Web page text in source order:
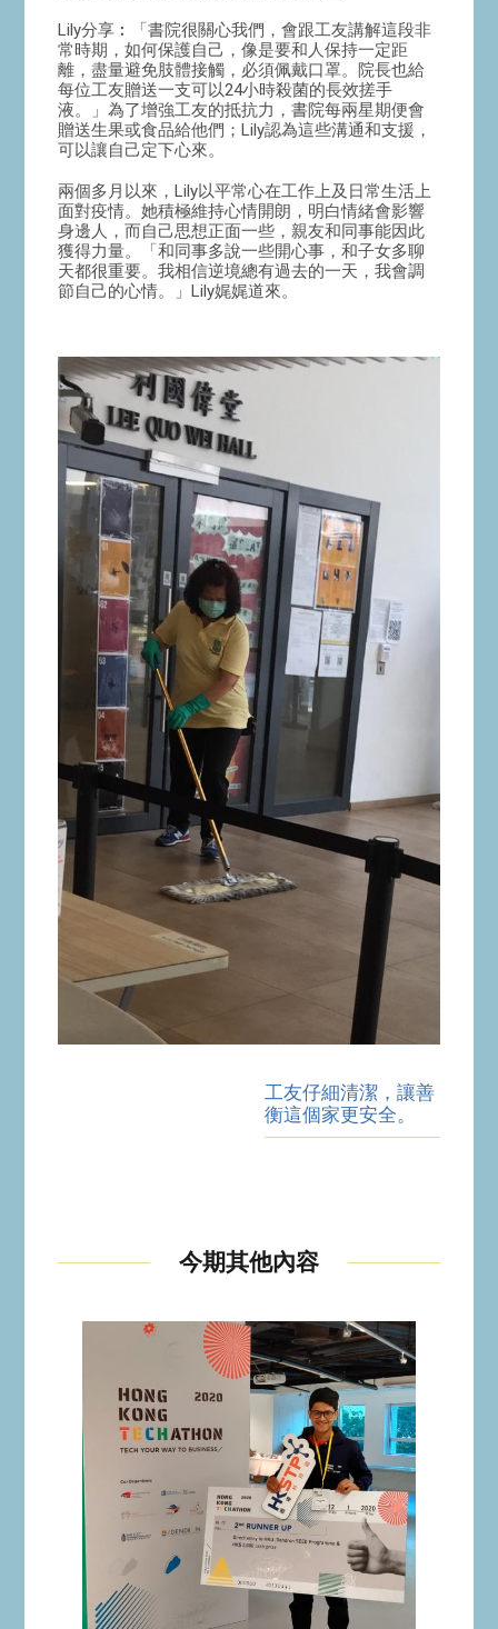
Lily分享︰「書院很關心我們，會跟工友講解這段非
常時期，如何保護自己，像是要和人保持一定距
離，盡量避免肢體接觸，必須佩戴口罩。院長也給
每位工友贈送一支可以24小時殺菌的長效搓手
液。」為了增強工友的抵抗力，書院每兩星期便會
贈送生果或食品給他們；Lily認為這些溝通和支援，
可以讓自己定下心來。
兩個多月以來，Lily以平常心在工作上及日常生活上
面對疫情。她積極維持心情開朗，明白情緒會影響
身邊人，而自己思想正面一些，親友和同事能因此
獲得力量。「和同事多說一些開心事，和子女多聊
天都很重要。我相信逆境總有過去的一天，我會調
節自己的心情。」Lily娓娓道來。
工友仔細清潔，讓善
衡這個家更安全。
今期其他內容